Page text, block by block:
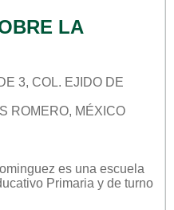
LA
3, COL. EJIDO DE
ROMERO, MÉXICO
es una escuela
Primaria y de turno